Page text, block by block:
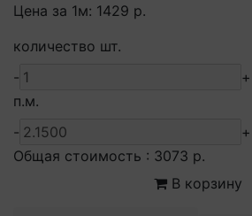
Цена за 1м: 1429 р.
количество шт.
-
+
п.м.
-
+
Общая стоимость : 3073 р.
В корзину